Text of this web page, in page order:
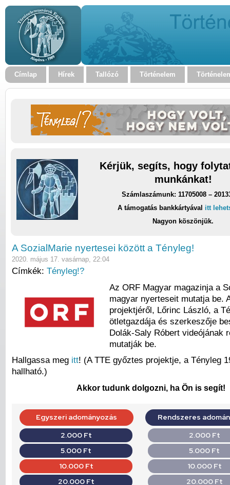
Címlap Hírek Tallózó Történelem
Kérjük, segíts, hogy
munkánkat!
Számlaszámunk: 11705008 –
A támogatás bankkártyával itt
Nagyon köszönjük.
A SozialMarie nyertesei között a Tényleg!
2020. május 17. vasárnap, 22:04
Címkék: Tényleg!?
Az ORF Magyar magazinja a
magyar nyerteseit mutatja be.
projektjéről, Lőrinc László, a
ötletgazdája és szerkeszője
Dolák-Saly Róbert videójának
mutatják be.
Hallgassa meg itt! (A TTE győztes projektje, a Tényleg
hallható.)
Akkor tudunk dolgozni, ha Ön is segít!